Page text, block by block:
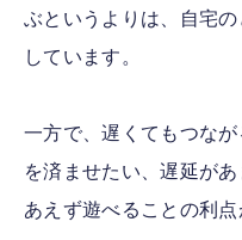
ぶというよりは、自宅
しています。
一方で、遅くてもつな
を済ませたい、遅延が
あえず遊べることの利点